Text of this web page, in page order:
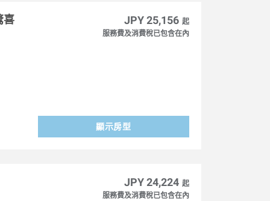
喜 JPY 25,156 起
服務費及消費稅已包含在內
顯示房型
JPY 24,224 起
服務費及消費稅已包含在內